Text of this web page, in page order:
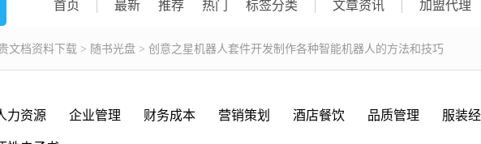
首页 最新 推荐 热门 标签分类 文章资讯 加盟代理
文档资料下载 > 随书光盘 > 创意之星机器人套件开发制作各种智能机器人的方法和技巧
力资源 企业管理 财务成本 营销策划 酒店餐饮 品质管理 服装